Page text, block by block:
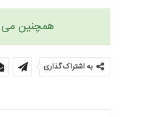
همچنین می
به اشتراک گذاری